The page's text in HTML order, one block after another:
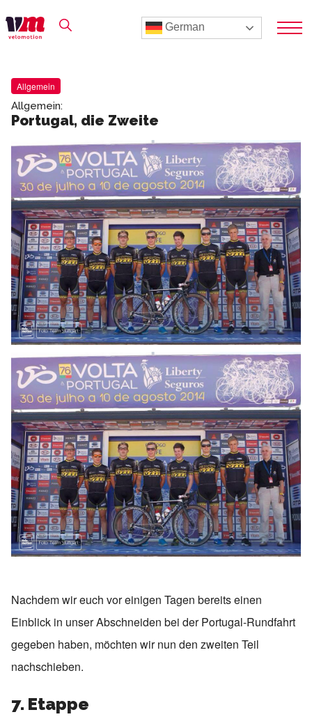
German
Allgemein
Allgemein:
Portugal, die Zweite
Nachdem wir euch vor einigen Tagen bereits einen
Einblick in unser Abschneiden bei der Portugal-Rundfahrt
gegeben haben, möchten wir nun den zweiten Teil
nachschieben.
7. Etappe